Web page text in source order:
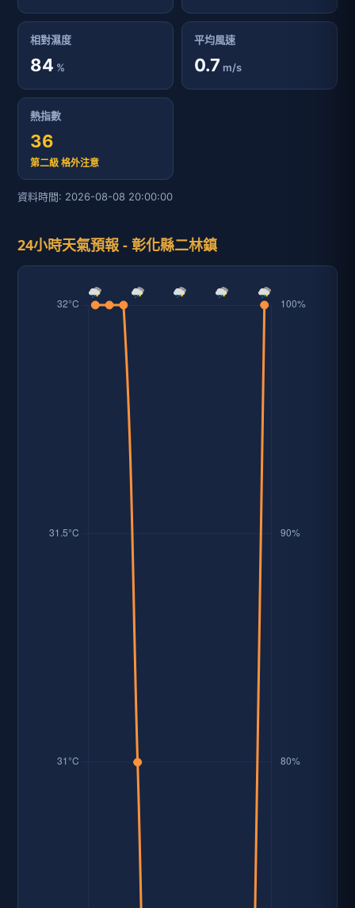
相對濕度
84 %
平均風速
0.7 m/s
熱指數
36
第二級 格外注意
資料時間: 2026-08-08 20:00:00
24小時天氣預報 - 彰化縣二林鎮